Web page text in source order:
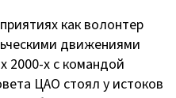
как волонтер
движениями
2000-х с командой
ЦАО стоял у истоков